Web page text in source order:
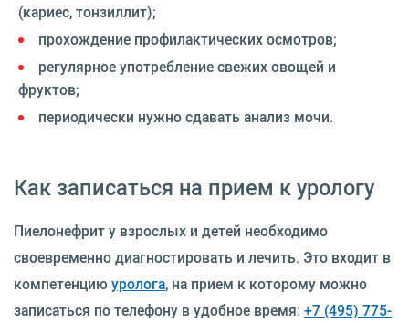
(кариес, тонзиллит);
прохождение профилактических осмотров;
регулярное употребление свежих овощей и
фруктов;
периодически нужно сдавать анализ мочи.
Как записаться на прием к урологу
Пиелонефрит у взрослых и детей необходимо
своевременно диагностировать и лечить. Это входит в
компетенциюуролога, на прием к которому можно
записаться по телефону в удобное время: +7 (495) 775-